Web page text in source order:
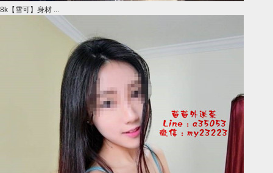
8k【雪可】身材 ...